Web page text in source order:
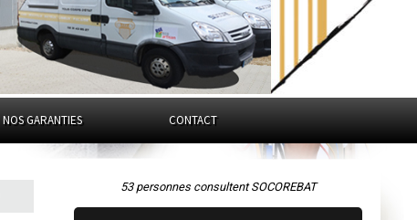
NOS GARANTIES CONTACT
53 personnes consultent SOCOREBAT